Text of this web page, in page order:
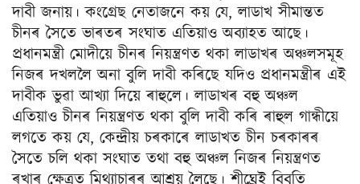
দাবী জনায়। কংগ্ৰেছ নেতাজনে কয় যে, লাডাখ সীমান্তত
চীনৰ সৈতে ভাৰতৰ সংঘাত এতিয়াও অব্যাহত আছে।
প্ৰধানমন্ত্ৰী মোদীয়ে চীনৰ নিয়ন্ত্ৰণত থকা লাডাখৰ অঞ্চলসমূহ
নিজৰ দখললৈ অনা বুলি দাবী কৰিছে যদিও প্ৰধানমন্ত্ৰীৰ এই
দাবীক ভুৱা আখ্যা দিয়ে ৰাহুলে। লাডাখৰ বহু অঞ্চল
এতিয়াও চীনৰ নিয়ন্ত্ৰণত থকা বুলি দাবী কৰি ৰাহুল গান্ধীয়ে
লগতে কয় যে, কেন্দ্ৰীয় চৰকাৰে লাডাখত চীন চৰকাৰৰ
সৈতে চলি থকা সংঘাত তথা বহু অঞ্চল নিজৰ নিয়ন্ত্ৰণত